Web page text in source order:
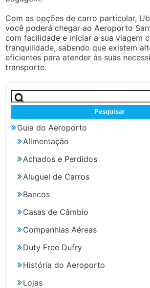
Com as opções de carro particular,
você poderá chegar ao Aeroporto
com facilidade e iniciar a sua viagem
tranquilidade, sabendo que existem
eficientes para atender às suas
transporte.
Pesquisar
por:
Guia do Aeroporto
Alimentação
Achados e Perdidos
Aluguel de Carros
Bancos
Casas de Câmbio
Companhias Aéreas
Duty Free Dufry
História do Aeroporto
Lojas